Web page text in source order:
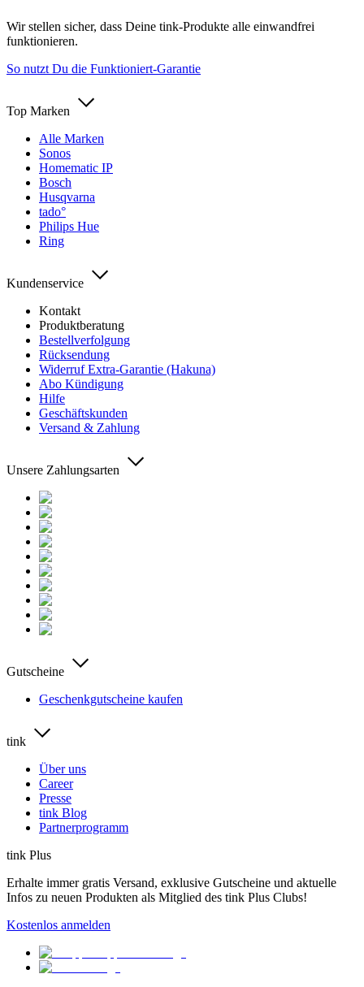
Wir stellen sicher, dass Deine tink-Produkte alle einwandfrei
funktionieren.
So nutzt Du die Funktioniert-Garantie
Top Marken
Alle Marken
Sonos
Homematic IP
Bosch
Husqvarna
tado°
Philips Hue
Ring
Kundenservice
Kontakt
Produktberatung
Bestellverfolgung
Rücksendung
Widerruf Extra-Garantie (Hakuna)
Abo Kündigung
Hilfe
Geschäftskunden
Versand & Zahlung
Unsere Zahlungsarten
Gutscheine
Geschenkgutscheine kaufen
tink
Über uns
Career
Presse
tink Blog
Partnerprogramm
tink Plus
Erhalte immer gratis Versand, exklusive Gutscheine und aktuelle
Infos zu neuen Produkten als Mitglied des tink Plus Clubs!
Kostenlos anmelden